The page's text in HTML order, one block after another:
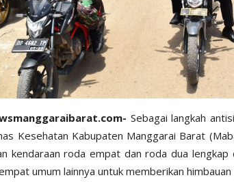
Sebagai langkah
Kesehatan Kabupaten Manggarai Barat
kendaraan roda empat dan roda dua
umum lainnya untuk memberikan